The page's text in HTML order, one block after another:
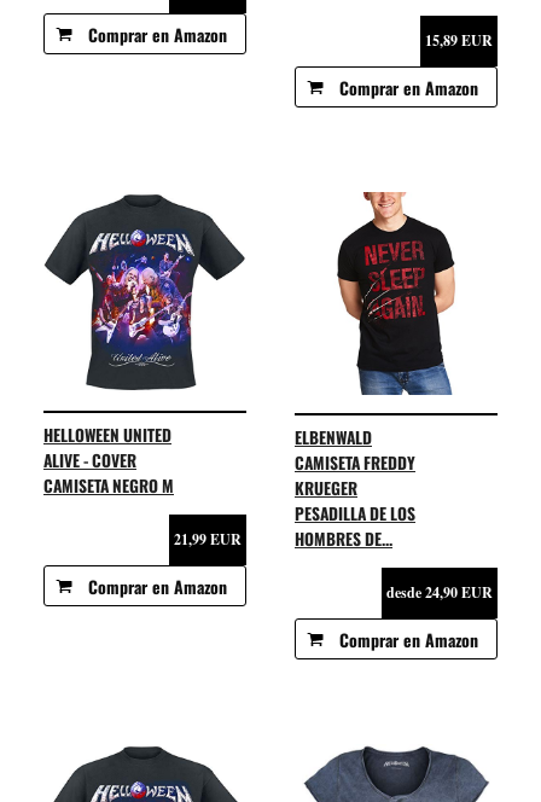
Comprar en Amazon 15,89 EUR
Comprar en Amazon
HELLOWEEN UNITED
ALIVE - COVER
CAMISETA NEGRO M
21,99 EUR
Comprar en Amazon
ELBENWALD
CAMISETA FREDDY
KRUEGER
PESADILLA DE LOS
HOMBRES DE...
desde 24,90 EUR
Comprar en Amazon